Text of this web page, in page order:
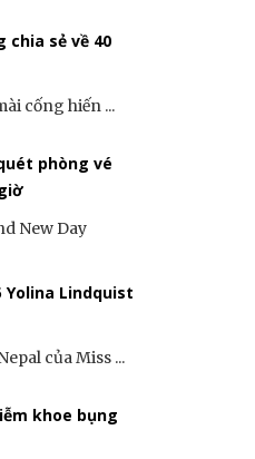
chia sẻ về 40
cống hiến ...
phòng vé
New Day
Yolina Lindquist
của Miss ...
khoe bụng